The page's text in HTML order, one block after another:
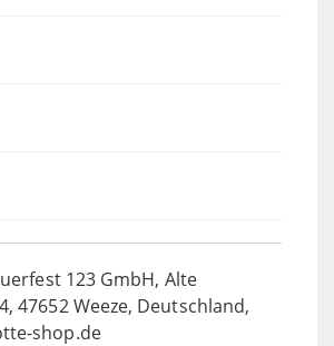
123 GmbH, Alte
47652 Weeze, Deutschland,
shop.de